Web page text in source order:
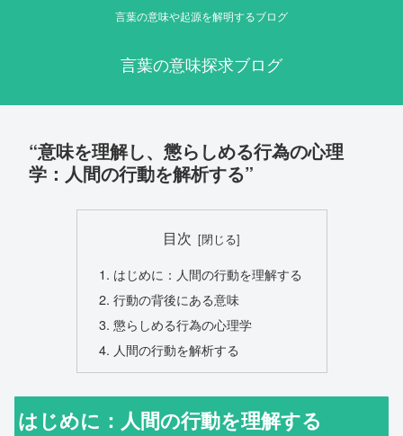
言葉の意味や起源を解明するブログ
言葉の意味探求ブログ
“意味を理解し、懲らしめる行為の心理
学：人間の行動を解析する”
目次
はじめに：人間の行動を理解する
行動の背後にある意味
懲らしめる行為の心理学
人間の行動を解析する
はじめに：人間の行動を理解する